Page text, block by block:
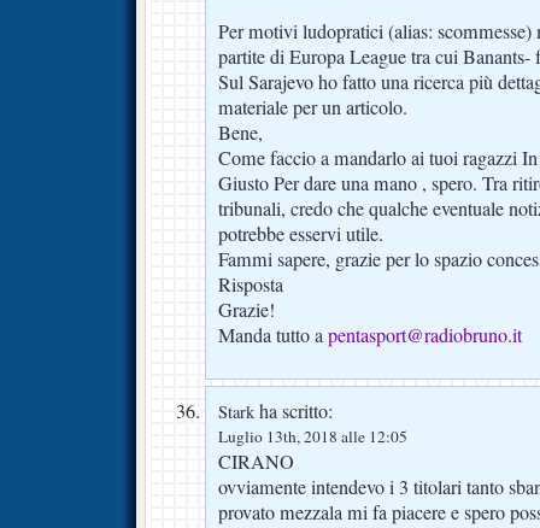
Per motivi ludopratici (alias:
partite di Europa League tra cui Banants-
Sul Sarajevo ho fatto una ricerca più
materiale per un articolo.
Bene,
Come faccio a mandarlo ai tuoi ragazzi
Giusto Per dare una mano , spero. Tra
tribunali, credo che qualche eventuale
potrebbe esservi utile.
Fammi sapere, grazie per lo spazio
Risposta
Grazie!
Manda tutto apentasport@radiobruno.it
Stark ha scritto:
Luglio 13th, 2018 alle 12:05
CIRANO
ovviamente intendevo i 3 titolari tanto
provato mezzala mi fa piacere e spero